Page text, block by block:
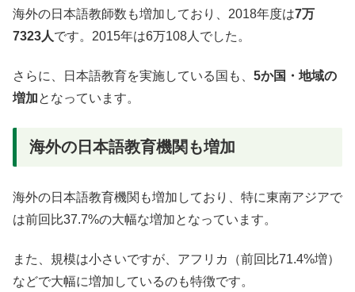
海外の日本語教師数も増加しており、2018年度は7万
7323人です。2015年は6万108人でした。
さらに、日本語教育を実施している国も、 5か国・地域の
増加となっています。
海外の日本語教育機関も増加
海外の日本語教育機関も増加しており、特に東南アジアで
は前回比37.7%の大幅な増加となっています。
また、規模は小さいですが、アフリカ（前回比71.4%増）
などで大幅に増加しているのも特徴です。